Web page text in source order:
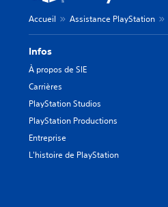
Accueil Assistance PlayStation
Infos
À propos de SIE
Carrières
PlayStation Studios
PlayStation Productions
Entreprise
L'histoire de PlayStation